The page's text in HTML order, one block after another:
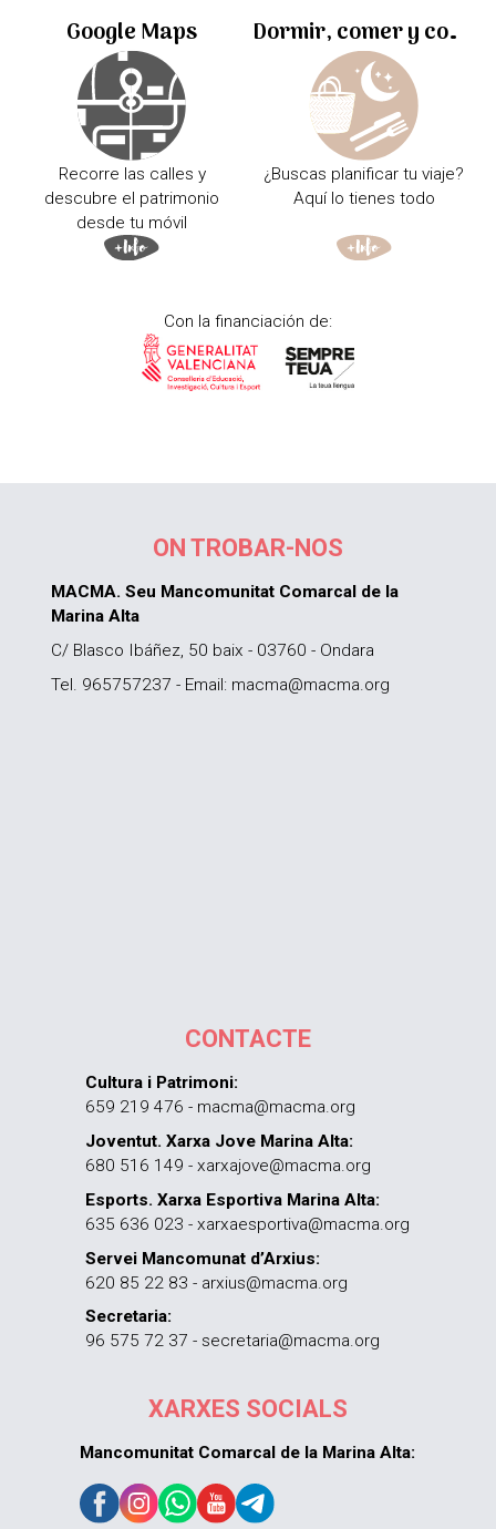
Google Maps
Recorre las calles y
descubre el patrimonio
desde tu móvil
Dormir, comer y comprar
¿Buscas planificar tu viaje?
Aquí lo tienes todo
Con la financiación de:
ON TROBAR-NOS
MACMA. Seu Mancomunitat Comarcal de la
Marina Alta
C/ Blasco Ibáñez, 50 baix - 03760 - Ondara
Tel. 965757237 - Email: macma@macma.org
CONTACTE
Cultura i Patrimoni:
659 219 476 - macma@macma.org
Joventut. Xarxa Jove Marina Alta:
680 516 149 - xarxajove@macma.org
Esports. Xarxa Esportiva Marina Alta:
635 636 023 - xarxaesportiva@macma.org
Servei Mancomunat d’Arxius:
620 85 22 83 - arxius@macma.org
Secretaria:
96 575 72 37 - secretaria@macma.org
XARXES SOCIALS
Mancomunitat Comarcal de la Marina Alta: